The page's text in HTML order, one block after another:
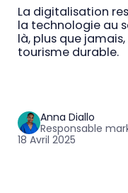
La digitalisation
la technologie au
là, plus que
tourisme durable.
Anna Diallo
Responsable
18 Avril 2025